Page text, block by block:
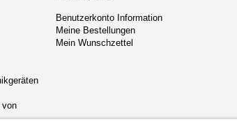
von
Benutzerkonto Information
Meine Bestellungen
Mein Wunschzettel